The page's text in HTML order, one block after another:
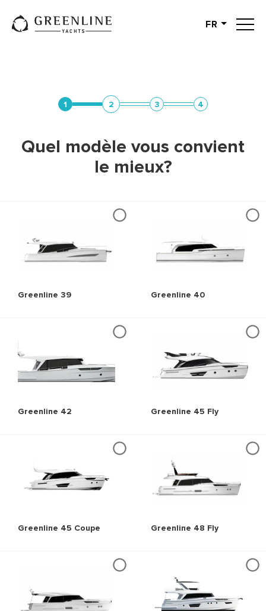
FR
French
Turkish
1 2 3 4
Quel modèle vous convient
le mieux?
Greenline 39 Greenline 40
Greenline 42 Greenline 45 Fly
Greenline 45 Coupe Greenline 48 Fly